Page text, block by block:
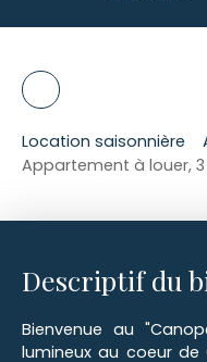
Location saisonnière
Appartement à louer,
Descriptif du
Bienvenue au
lumineux au coeur de